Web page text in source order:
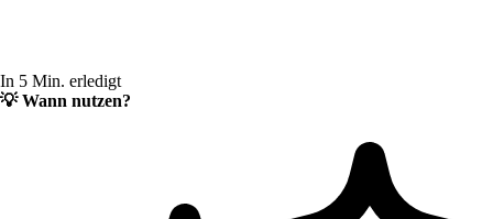
In 5 Min. erledigt
💡Wann nutzen?